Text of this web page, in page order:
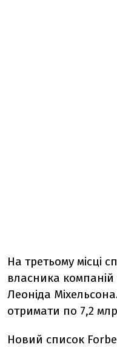
На третьому місці
власника
Леоніда
отримати по 7,2
Новий список